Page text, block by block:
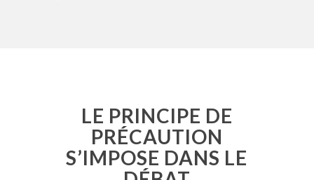
LE PRINCIPE DE
PRÉCAUTION
S’IMPOSE DANS LE